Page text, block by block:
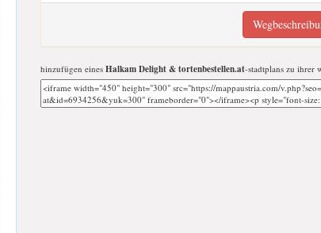
hinzufügen eines Halkam Delight & tortenbestellen.at-stadtplans zu ihrer